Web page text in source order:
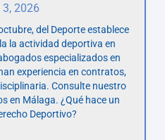
2026
del Deporte establece
la actividad deportiva en
especializados en
experiencia en contratos,
Consulte nuestro
en Málaga. ¿Qué hace un
Deportivo?